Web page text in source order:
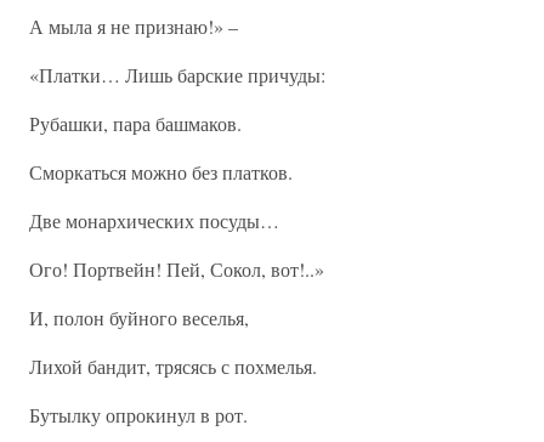
А мыла я не признаю!» –
«Платки… Лишь барские причуды:
Рубашки, пара башмаков.
Сморкаться можно без платков.
Две монархических посуды…
Ого! Портвейн! Пей, Сокол, вот!..»
И, полон буйного веселья,
Лихой бандит, трясясь с похмелья.
Бутылку опрокинул в рот.